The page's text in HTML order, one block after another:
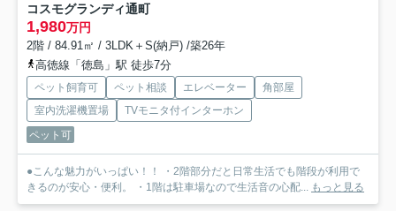
コスモグランディ通町
1,980万円
2階 / 84.91㎡ / 3LDK＋S(納戸) /築26年
高徳線「徳島」駅 徒歩7分
ペット飼育可 ペット相談 エレベーター
角部屋
室内洗濯機置場
TVモニタ付インターホン
ペット可
●こんな魅力がいっぱい！！ ・2階部分だと日常生活でも階段が利用で
きるのが安心・便利。 ・1階は駐車場なので生活音の心配...
もっと見る